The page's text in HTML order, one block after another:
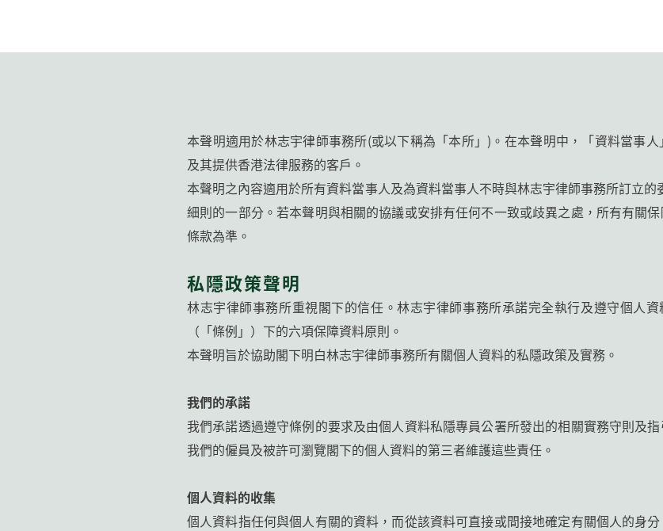
本聲明適用於林志宇律師事務所(或以下稱為「本所」)。在本聲明中，「資料當事
及其提供香港法律服務的客戶。
本聲明之內容適用於所有資料當事人及為資料當事人不時與林志宇律師事務所訂立
細則的一部分。若本聲明與相關的協議或安排有任何不一致或歧異之處，所有有關
條款為準。
私隱政策聲明
林志宇律師事務所重視閣下的信任。林志宇律師事務所承諾完全執行及遵守個人資
（「條例」）下的六項保障資料原則。
本聲明旨於協助閣下明白林志宇律師事務所有關個人資料的私隱政策及實務。
我們的承諾
我們承諾透過遵守條例的要求及由個人資料私隱專員公署所發出的相關實務守則及
我們的僱員及被許可瀏覽閣下的個人資料的第三者維護這些責任。
個人資料的收集
個人資料指任何與個人有關的資料，而從該資料可直接或間接地確定有關個人的身